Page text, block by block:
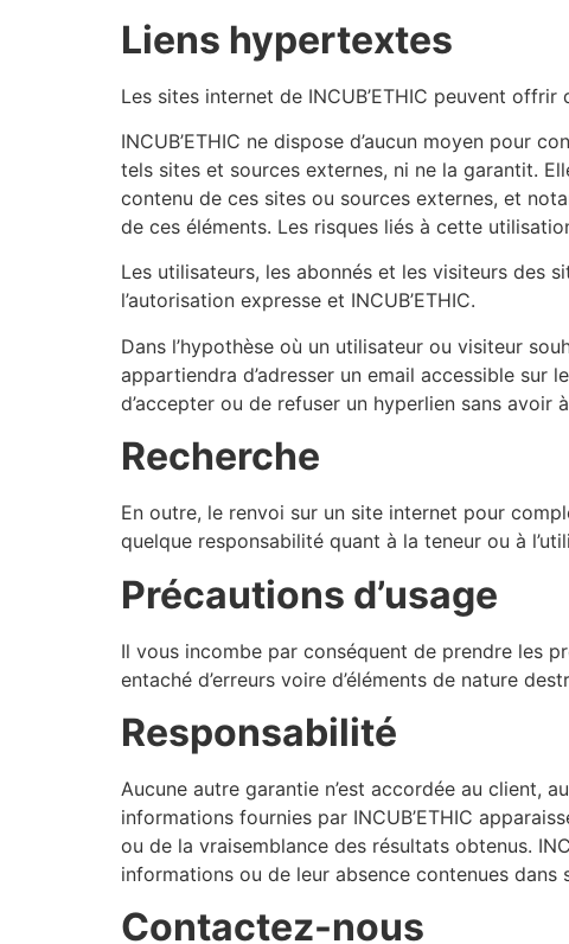
Liens hypertextes
Les sites internet de INCUB’ETHIC peuvent
INCUB’ETHIC ne dispose d’aucun moyen pour
tels sites et sources externes, ni ne la garantit.
contenu de ces sites ou sources externes, et
de ces éléments. Les risques liés à cette
Les utilisateurs, les abonnés et les visiteurs des
l’autorisation expresse et INCUB’ETHIC.
Dans l’hypothèse où un utilisateur ou visiteur
appartiendra d’adresser un email accessible sur
d’accepter ou de refuser un hyperlien sans avoir
Recherche
En outre, le renvoi sur un site internet pour
quelque responsabilité quant à la teneur ou à
Précautions d’usage
Il vous incombe par conséquent de prendre les
entaché d’erreurs voire d’éléments de nature
Responsabilité
Aucune autre garantie n’est accordée au client,
informations fournies par INCUB’ETHIC
ou de la vraisemblance des résultats obtenus.
informations ou de leur absence contenues
Contactez-nous